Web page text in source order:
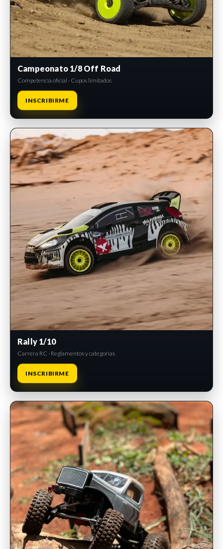
Campeonato 1/8 Off Road
Competencia oficial · Cupos limitados
INSCRIBIRME
INSCRIPCIONES ABIERTAS
Rally 1/10
Carrera RC · Reglamentos y categorías
INSCRIBIRME
INSCRIPCIONES ABIERTAS